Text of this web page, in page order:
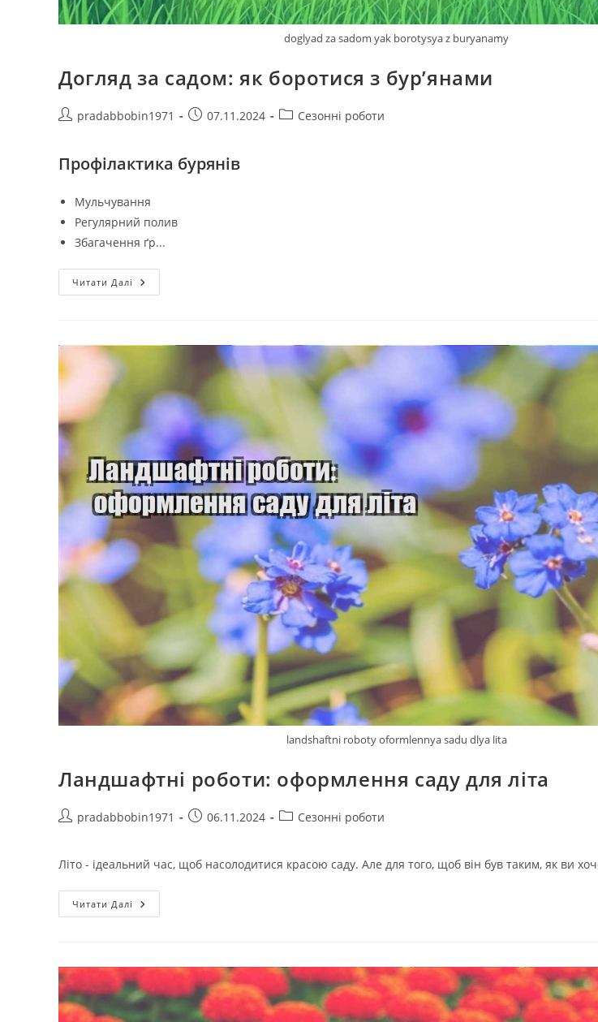
doglyad za sadom yak borotysya z buryanamy
Догляд за садом: як боротися з бур’янами
Авторpradabbobin1971
Запис07.11.2024
Категорія
Сезонні роботи
Профілактика бурянів
Мульчування
Регулярний полив
Збагачення ґр...
Читати Далі Догляд
За
Бур’янами
landshaftni roboty oformlennya sadu dlya lita
Ландшафтні роботи: оформлення саду для літа
Авторpradabbobin1971
Запис06.11.2024
Категорія
Сезонні роботи
Літо - ідеальний час, щоб насолодитися красою саду. Але для того, щоб він був таким, як ви
Читати Далі Ландшафтні
Роботи: